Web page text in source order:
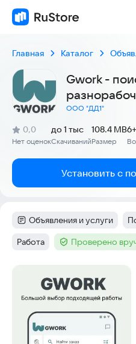
Главная Каталог
Gwork -
ООО "ДД1"
Рейтинг:
0,0
(
Нет оценок
)
Скачиваний
до 1 тыс
Размер
108.4 MB6+
Установить с
Категория:
Объявления и услуги
Тег:
Работа Тег :Проверено
Скриншоты